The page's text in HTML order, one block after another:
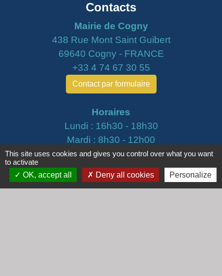
Contacts
Mairie de Cogny
438 Rue Mont Saint Guibert
69640 Cogny - FRANCE
+33 4 74 67 30 55
Contact par formulaire
Horaires
Lundi : 16h30 - 18h30
Mardi : 8h30 - 12h00
Mercredi : 9h00 - 12h00
Vendredi : 16h00 - 18h00
This site uses cookies and gives you control over what you want
to activate
OK, accept all
Deny all cookies Personalize